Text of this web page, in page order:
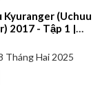
Kyuranger (Uchuu
2017 - Tập 1 |
Tháng Hai 2025